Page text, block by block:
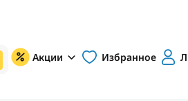
Акции Избранное